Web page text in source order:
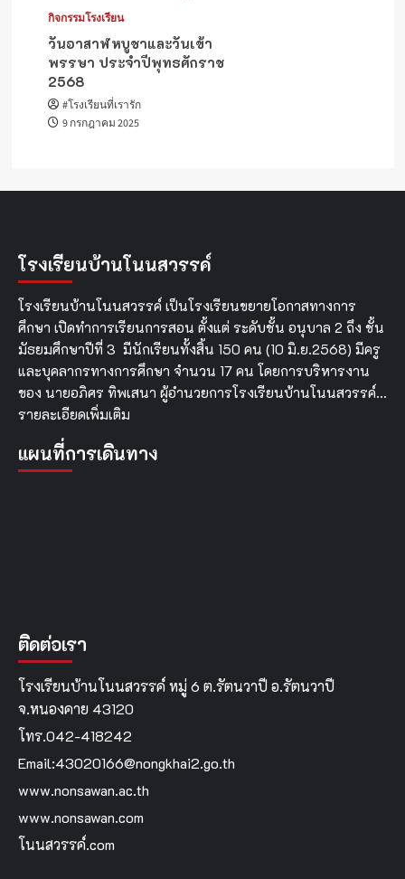
กิจกรรมโรงเรียน
วันอาสาฬหบูชาและวันเข้า
พรรษา ประจำปีพุทธศักราช
2568
#โรงเรียนที่เรารัก
9 กรกฎาคม 2025
โรงเรียนบ้านโนนสวรรค์
โรงเรียนบ้านโนนสวรรค์ เป็นโรงเรียนขยายโอกาสทางการ
ศึกษา เปิดทำการเรียนการสอน ตั้งแต่ ระดับชั้น อนุบาล 2 ถึง ชั้น
มัธยมศึกษาปีที่ 3 มีนักเรียนทั้งสิ้น 150 คน (10 มิ.ย.2568) มีครู
และบุคลากรทางการศึกษา จำนวน 17 คน โดยการบริหารงาน
ของ นายอภิศร ทิพเสนา ผู้อำนวยการโรงเรียนบ้านโนนสวรรค์…
รายละเอียดเพิ่มเติม
แผนที่การเดินทาง
ติดต่อเรา
โรงเรียนบ้านโนนสวรรค์ หมู่ 6 ต.รัตนวาปี อ.รัตนวาปี
จ.หนองคาย 43120
โทร.042-418242
Email:43020166@nongkhai2.go.th
www.nonsawan.ac.th
www.nonsawan.com
โนนสวรรค์.com